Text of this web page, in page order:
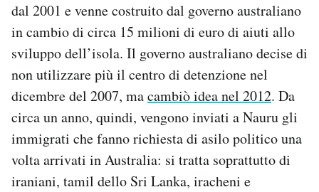
dal 2001 e venne costruito dal governo australiano
in cambio di circa 15 milioni di euro di aiuti allo
sviluppo dell’isola. Il governo australiano decise di
non utilizzare più il centro di detenzione nel
dicembre del 2007, macambiò idea nel 2012. Da
circa un anno, quindi, vengono inviati a Nauru gli
immigrati che fanno richiesta di asilo politico una
volta arrivati in Australia: si tratta soprattutto di
iraniani, tamil dello Sri Lanka, iracheni e